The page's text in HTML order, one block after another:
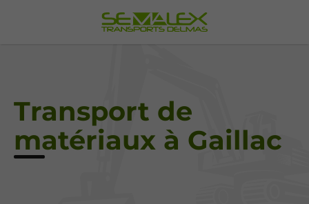
Transport de
matériaux à Gaillac